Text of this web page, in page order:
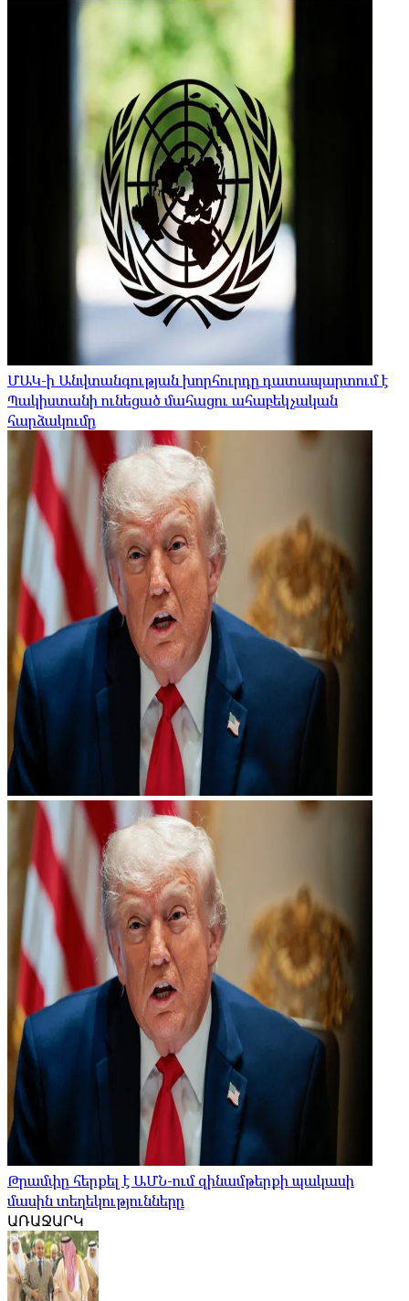
ՄԱԿ-ի Անվտանգության խորհուրդը դատապարտում է
Պակիստանի ունեցած մահացու ահաբեկչական
հարձակումը
Թրամփը հերքել է ԱՄՆ-ում զինամթերքի պակասի
մասին տեղեկությունները
ԱՌԱՋԱՐԿ